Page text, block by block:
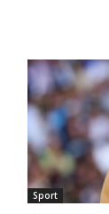
Sport